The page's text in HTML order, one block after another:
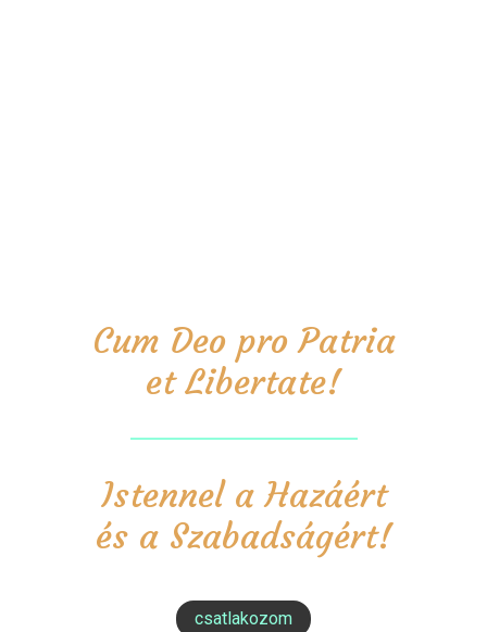
Cum Deo pro Patria
et Libertate!
Istennel a Hazáért
és a Szabadságért!
csatlakozom